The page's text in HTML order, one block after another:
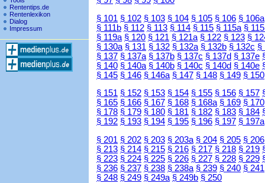
Rententips.de
Rentenlexikon
Dialog
Impressum
§ 101 § 102 § 103 § 104 § 105 § 106 § 106a
§ 111b § 112 § 113 § 114 § 115 § 115a §
§ 119a § 120 § 121 § 121a § 122 § 123 §
§ 130a § 131 § 132 § 132a § 132b § 132c §
§ 137 § 137a § 137b § 137c § 137d § 137e
§ 140 § 140a § 140b § 140c § 140d § 140e
§ 145 § 146 § 146a § 147 § 148 § 149 § 150
§ 151 § 152 § 153 § 154 § 155 § 156 § 157
§ 165 § 166 § 167 § 168 § 168a § 169 § 170
§ 178 § 179 § 180 § 181 § 182 § 183 § 184
§ 192 § 193 § 194 § 195 § 196 § 197 § 197a
§ 201 § 202 § 203 § 203a § 204 § 205 § 206
§ 213 § 214 § 215 § 216 § 217 § 218 § 219
§ 223 § 224 § 225 § 226 § 227 § 228 § 229
§ 236 § 237 § 238 § 238a § 239 § 240 § 241
§ 248 § 249 § 249a § 249b § 250